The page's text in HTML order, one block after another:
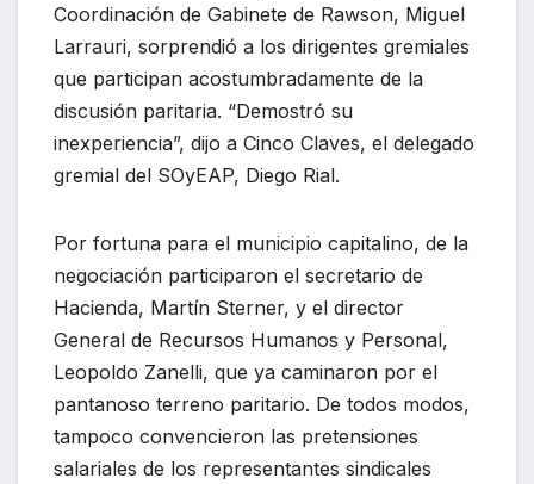
Coordinación de Gabinete de Rawson, Miguel
Larrauri, sorprendió a los dirigentes gremiales
que participan acostumbradamente de la
discusión paritaria. “Demostró su
inexperiencia”, dijo a Cinco Claves, el delegado
gremial del SOyEAP, Diego Rial.
Por fortuna para el municipio capitalino, de la
negociación participaron el secretario de
Hacienda, Martín Sterner, y el director
General de Recursos Humanos y Personal,
Leopoldo Zanelli, que ya caminaron por el
pantanoso terreno paritario. De todos modos,
tampoco convencieron las pretensiones
salariales de los representantes sindicales